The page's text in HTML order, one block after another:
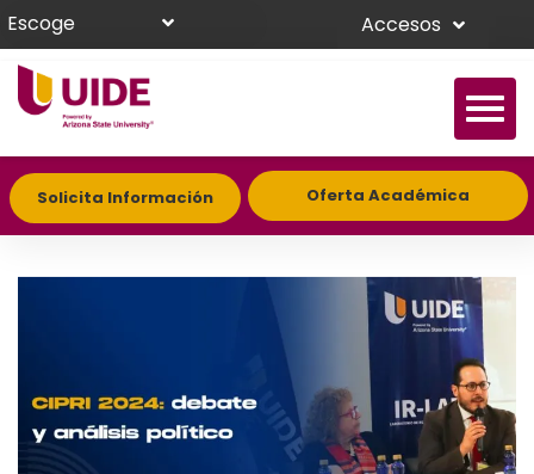
Escoge Accesos
Solicita Información Oferta Académica